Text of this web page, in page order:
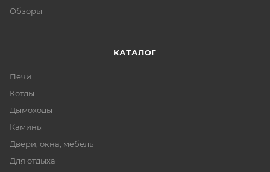
Обзоры
КАТАЛОГ
Печи
Котлы
Дымоходы
Камины
Двери, окна, мебель
Для отдыха